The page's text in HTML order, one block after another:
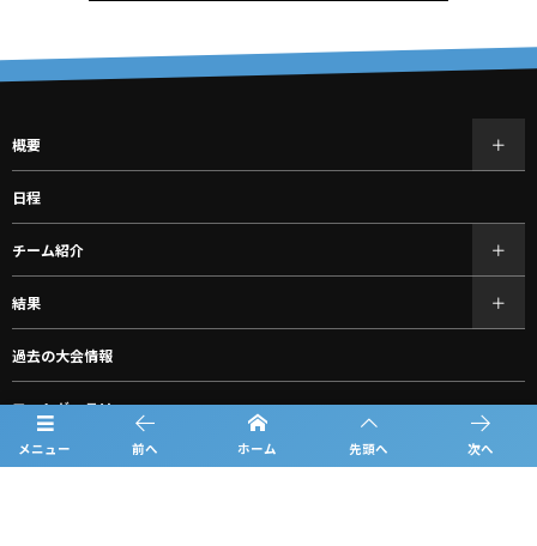
メニュー 前へ ホーム 先頭へ 次へ
概要
日程
チーム紹介
結果
過去の大会情報
フォトギャラリー
お知らせ